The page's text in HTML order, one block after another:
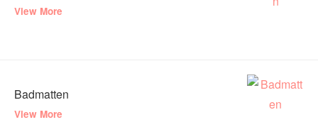
View More
Badmatten
View More